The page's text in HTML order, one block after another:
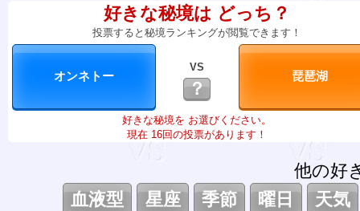
好きな秘境は どっち？
投票すると秘境ランキングが閲覧できます！
VS
？
好きな秘境を お選びください。
現在 16回の投票があります！
他の好
血液型
星座 季節 曜日
天気